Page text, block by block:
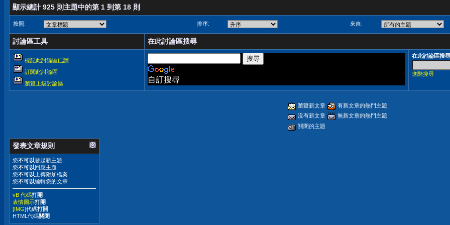
顯示總計 925 則主題中的第 1 到第 18 則
按照: 排序: 來自:
討論區工具 在此討論區搜尋
標記此討論區已讀
訂閱此討論區
瀏覽上級討論區
自訂搜尋
在此討論區搜尋
進階搜尋
瀏覽新文章
有新文章的熱門主題
沒有新文章
無新文章的熱門主題
關閉的主題
發表文章規則
您不可以發起新主題
您不可以回應主題
您不可以 上傳附加檔案
您不可以編輯您的文章
vB 代碼打開
表情圖示打開
[IMG]代碼打開
HTML代碼關閉